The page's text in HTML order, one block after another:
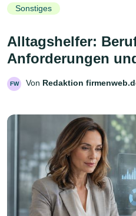
Sonstiges
Alltagshelfer:
Anforderungen
FW Von Redaktion